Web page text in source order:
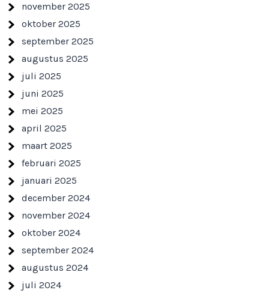
november 2025
oktober 2025
september 2025
augustus 2025
juli 2025
juni 2025
mei 2025
april 2025
maart 2025
februari 2025
januari 2025
december 2024
november 2024
oktober 2024
september 2024
augustus 2024
juli 2024